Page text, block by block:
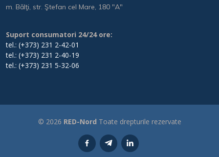
m. Bălţi, str. Ştefan cel Mare, 180 "A"
Suport consumatori 24/24 ore:
tel.: (+373) 231 2-42-01
tel.: (+373) 231 2-40-19
tel.: (+373) 231 5-32-06
© 2026 RED-Nord Toate drepturile rezervate